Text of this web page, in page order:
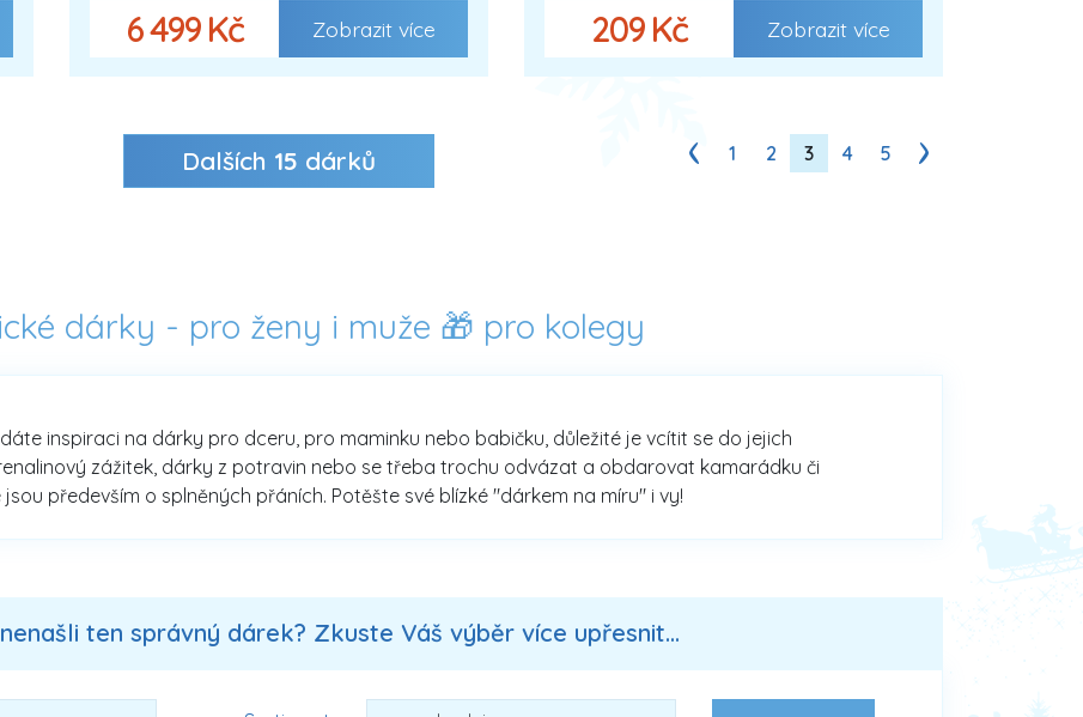
6 499 Kč Zobrazit více 209 Kč Zobrazit více
Dalších 15 dárků 1 2 3 4 5
dárky - pro ženy i muže 🎁 pro kolegy
inspiraci na dárky pro dceru, pro maminku nebo babičku, důležité je vcítit se do jejich
zážitek, dárky z potravin nebo se třeba trochu odvázat a obdarovat kamarádku či
především o splněných přáních. Potěšte své blízké "dárkem na míru" i vy!
ten správný dárek? Zkuste Váš výběr více upřesnit...